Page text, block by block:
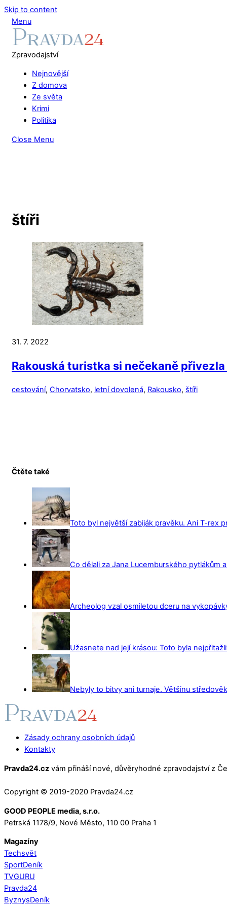
Skip to content
Menu
Zpravodajství
Nejnovější
Z domova
Ze světa
Krimi
Politika
Close Menu
štíři
31. 7. 2022
Rakouská turistka si nečekaně
cestování, Chorvatsko, letní dovolená, Rakousko, štíři
Čtěte také
Toto byl největší zabiják pravěku. Ani T-rex
Co dělali za Jana Lucemburského pytlákům
Archeolog vzal osmiletou dceru na
Užasnete nad její krásou: Toto byla
Nebyly to bitvy ani turnaje. Většinu
Zásady ochrany osobních údajů
Kontakty
Pravda24.cz vám přináší nové, důvěryhodné zpravodajství z
Copyright © 2019-2020 Pravda24.cz
GOOD PEOPLE media, s.r.o.
Petrská 1178/9, Nové Město, 110 00 Praha 1
Magazíny
Techsvět
SportDeník
TVGURU
Pravda24
ByznysDeník